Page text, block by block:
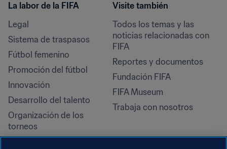
La labor de la FIFA
Legal
Sistema de traspasos
Fútbol femenino
Promoción del fútbol
Innovación
Desarrollo del talento
Organización de los
torneos
Visite también
Todos los temas y las
noticias relacionadas con
FIFA
Reportes y documentos
Fundación FIFA
FIFA Museum
Trabaja con nosotros